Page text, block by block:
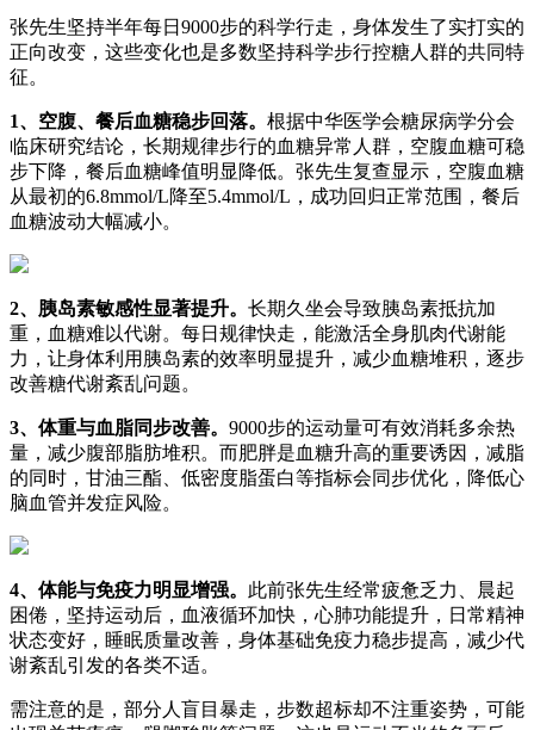
张先生坚持半年每日9000步的科学行走，身体发生了实打实的
正向改变，这些变化也是多数坚持科学步行控糖人群的共同特
征。
1、空腹、餐后血糖稳步回落。 根据中华医学会糖尿病学分会
临床研究结论，长期规律步行的血糖异常人群，空腹血糖可稳
步下降，餐后血糖峰值明显降低。张先生复查显示，空腹血糖
从最初的6.8mmol/L降至5.4mmol/L，成功回归正常范围，餐后
血糖波动大幅减小。
2、胰岛素敏感性显著提升。 长期久坐会导致胰岛素抵抗加
重，血糖难以代谢。每日规律快走，能激活全身肌肉代谢能
力，让身体利用胰岛素的效率明显提升，减少血糖堆积，逐步
改善糖代谢紊乱问题。
3、体重与血脂同步改善。 9000步的运动量可有效消耗多余热
量，减少腹部脂肪堆积。而肥胖是血糖升高的重要诱因，减脂
的同时，甘油三酯、低密度脂蛋白等指标会同步优化，降低心
脑血管并发症风险。
4、体能与免疫力明显增强。 此前张先生经常疲惫乏力、晨起
困倦，坚持运动后，血液循环加快，心肺功能提升，日常精神
状态变好，睡眠质量改善，身体基础免疫力稳步提高，减少代
谢紊乱引发的各类不适。
需注意的是，部分人盲目暴走，步数超标却不注重姿势，可能